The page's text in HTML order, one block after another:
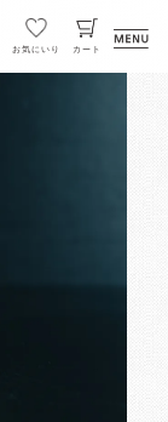
お気にいり カート